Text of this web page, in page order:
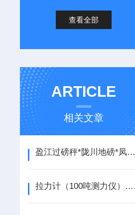
查看全部
ARTICLE
相关文章
盈江过磅秤*陇川地磅*凤庆汽车衡*永德电子磅秤*德宏过磅称
拉力计（100吨测力仪）无线电子吊秤）耐高温吊秤量程变更及校正